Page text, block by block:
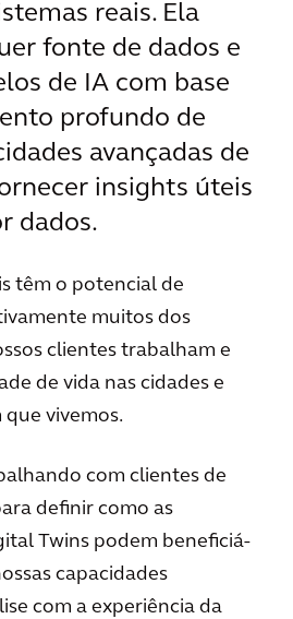
reais. Ela
fonte de dados e
de IA com base
profundo de
avançadas de
insights úteis
dados.
têm o potencial de
muitos dos
clientes trabalham e
de vida nas cidades e
vivemos.
com clientes de
definir como as
Twins podem beneficiá-
capacidades
com a experiência da